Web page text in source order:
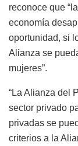
reconoce que
economía
oportunidad, si
Alianza se
mujeres”.
“La Alianza del
sector privado
privadas se
criterios a la